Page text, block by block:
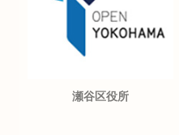
瀬谷区役所